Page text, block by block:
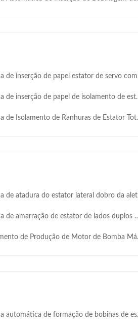
de servo completo, altura de empilhadeira 15-90 mm, equipamento de inserção de isolamento de ranhuras de alta precisão para produção de estator de motor BLDC, auxiliar de nova energia e ferramenta de potência
de papel de isolamento de estator interno de motor BLDC de precisão para ID ≥30mm / OD ≤135mm
de Ranhuras de Estator Totalmente Automática Economizadora de Mão de Obra com Eficiência de 0,6 s/s para Fabricação de Motores
dobro da aleta da elevada precisão, auto servo de 6 linhas centrais que lança o equipamento de emperramento de agulha dupla para o motor de movimentação de BLDC EV, baixa taxa de danos ao fio ≤1%
de estator de lados duplos com certificação ISO/SGS para estatores de motor LD de 25-100 mm com precisão servo-acionada
Produção de Motor de Bomba Máquina de Enrolamento de Motor de Indução SMT - DW350
formação de bobinas de estator de lado duplo hidráulico PLC com altura de pilha de 20-160 mm para fabricação de motores